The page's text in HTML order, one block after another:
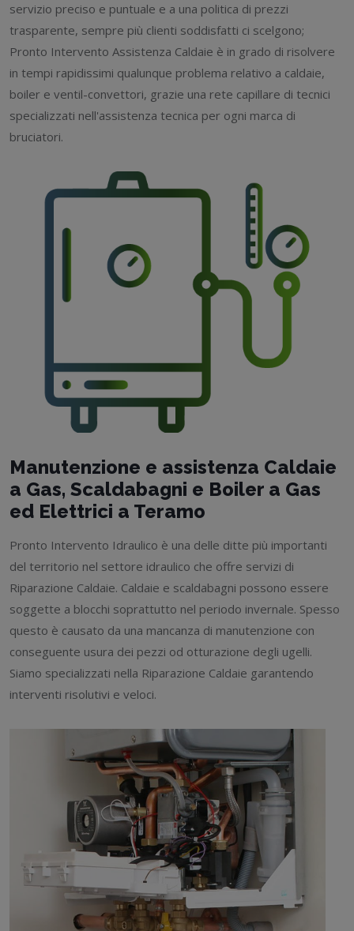
servizio preciso e puntuale e a una politica di prezzi
trasparente, sempre più clienti soddisfatti ci scelgono;
Pronto Intervento Assistenza Caldaie è in grado di risolvere
in tempi rapidissimi qualunque problema relativo a caldaie,
boiler e ventil-convettori, grazie una rete capillare di tecnici
specializzati nell'assistenza tecnica per ogni marca di
bruciatori.
Manutenzione e assistenza Caldaie
a Gas, Scaldabagni e Boiler a Gas
ed Elettrici a Teramo
Pronto Intervento Idraulico è una delle ditte più importanti
del territorio nel settore idraulico che offre servizi di
Riparazione Caldaie. Caldaie e scaldabagni possono essere
soggette a blocchi soprattutto nel periodo invernale. Spesso
questo è causato da una mancanza di manutenzione con
conseguente usura dei pezzi od otturazione degli ugelli.
Siamo specializzati nella Riparazione Caldaie garantendo
interventi risolutivi e veloci.